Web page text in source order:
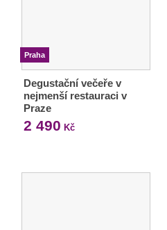
Praha
Degustační večeře v
nejmenší restauraci v
Praze
2 490 Kč